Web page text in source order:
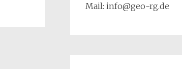
Mail: info@geo-rg.de